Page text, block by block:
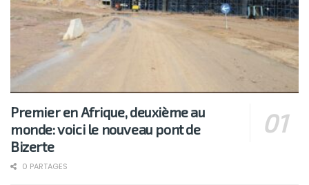
Premier en Afrique, deuxième au
monde: voici le nouveau pont de
Bizerte
0 PARTAGES